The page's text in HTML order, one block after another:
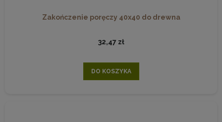
Zakończenie poręczy 40x40 do drewna
32,47 zł
DO KOSZYKA